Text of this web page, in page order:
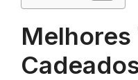
Melhores